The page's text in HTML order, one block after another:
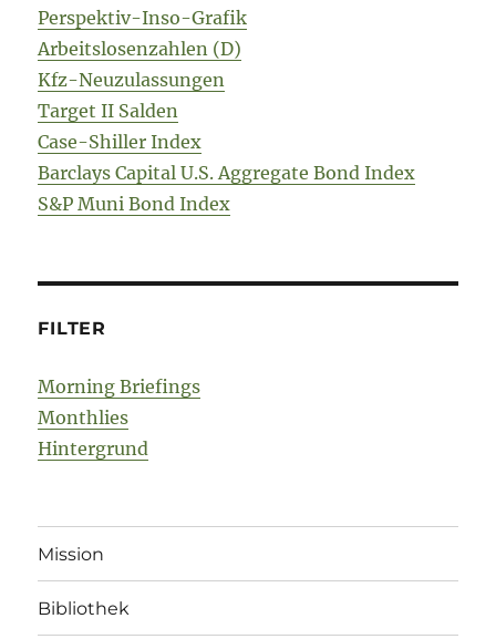
Perspektiv-Inso-Grafik
Arbeitslosenzahlen (D)
Kfz-Neuzulassungen
Target II Salden
Case-Shiller Index
Barclays Capital U.S. Aggregate Bond Index
S&P Muni Bond Index
FILTER
Morning Briefings
Monthlies
Hintergrund
Mission
Bibliothek